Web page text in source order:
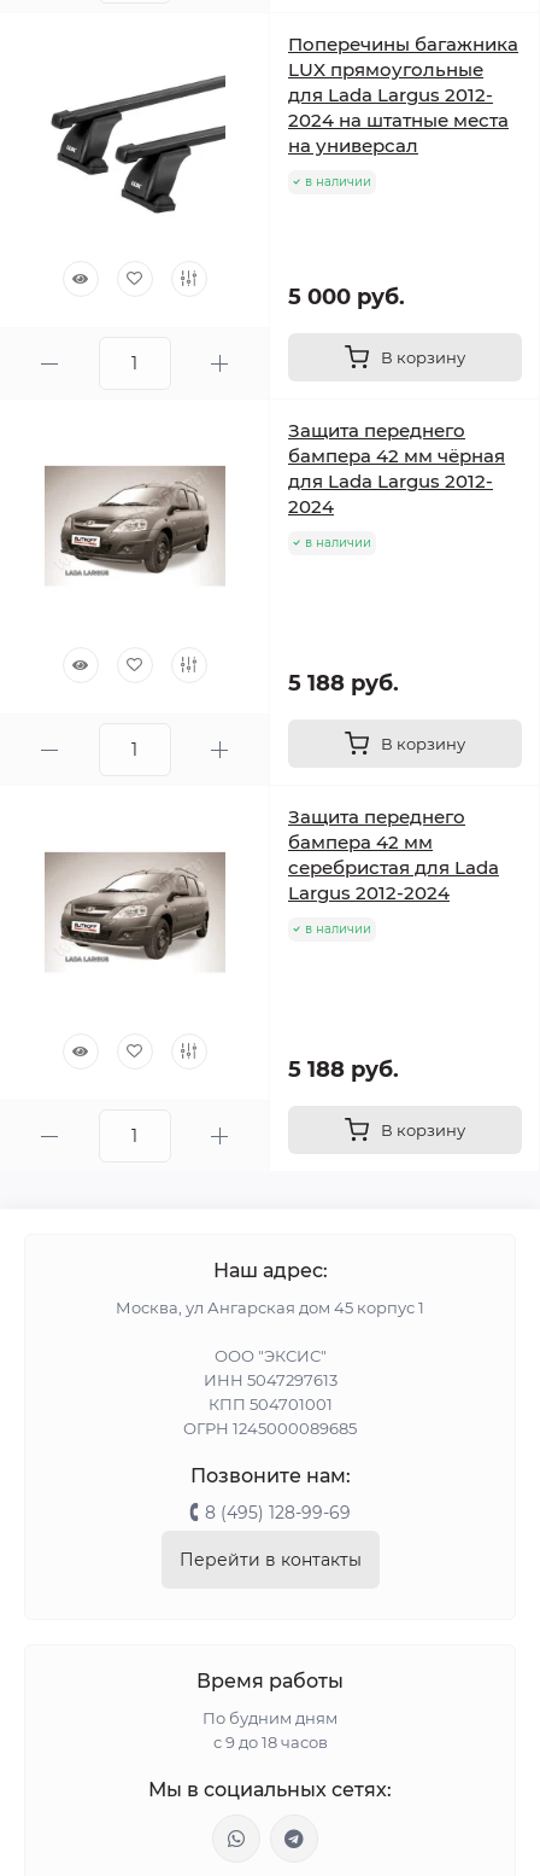
Поперечины багажника
LUX прямоугольные
для Lada Largus 2012-
2024 на штатные места
на универсал
в наличии
5 000 руб.
В корзину
Защита переднего
бампера 42 мм чёрная
для Lada Largus 2012-
2024
в наличии
5 188 руб.
В корзину
Защита переднего
бампера 42 мм
серебристая для Lada
Largus 2012-2024
в наличии
5 188 руб.
В корзину
Наш адрес:
Москва, ул Ангарская дом 45 корпус 1
ООО "ЭКСИС"
ИНН 5047297613
КПП 504701001
ОГРН 1245000089685
Позвоните нам:
8 (495) 128-99-69
Перейти в контакты
Время работы
По будним дням
с 9 до 18 часов
Мы в социальных сетях: